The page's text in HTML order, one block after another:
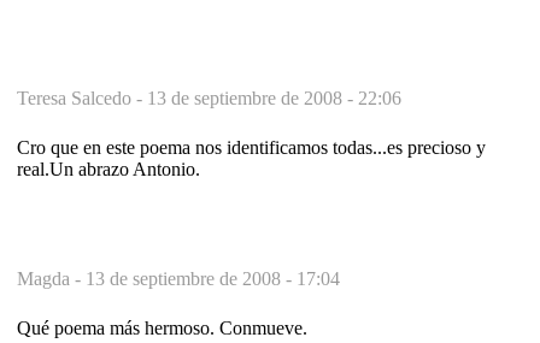
Teresa Salcedo - 13 de septiembre de 2008 - 22:06
Cro que en este poema nos identificamos todas...es precioso y
real.Un abrazo Antonio.
Magda - 13 de septiembre de 2008 - 17:04
Qué poema más hermoso. Conmueve.